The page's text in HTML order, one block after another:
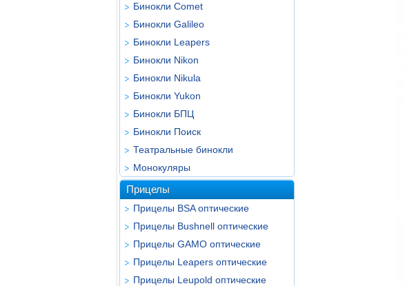
Бинокли Comet
Бинокли Galileo
Бинокли Leapers
Бинокли Nikon
Бинокли Nikula
Бинокли Yukon
Бинокли БПЦ
Бинокли Поиск
Театральные бинокли
Монокуляры
Прицелы
Прицелы BSA оптические
Прицелы Bushnell оптические
Прицелы GAMO оптические
Прицелы Leapers оптические
Прицелы Leupold оптические